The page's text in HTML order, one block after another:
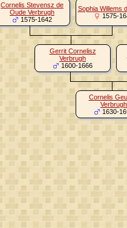
Cornelis Stevensz de
Oude Verbrugh
1575-1642
Sophia Willems
1575-
Gerrit Cornelisz
Verbrugh
1600-1666
Cornelis
Verbrugh
1630-